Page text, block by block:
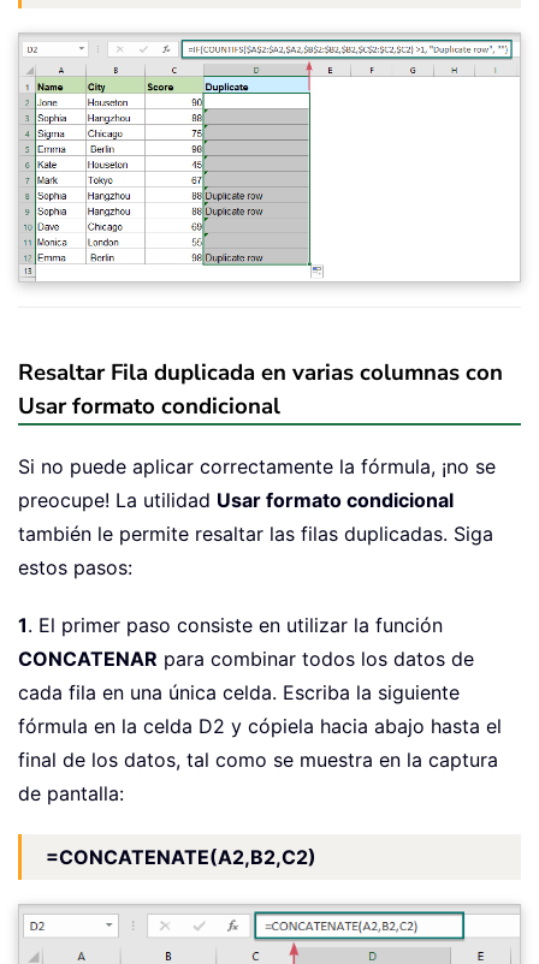
Resaltar Fila duplicada en varias columnas con
Usar formato condicional
Si no puede aplicar correctamente la fórmula, ¡no se
preocupe! La utilidad Usar formato condicional
también le permite resaltar las filas duplicadas. Siga
estos pasos:
1. El primer paso consiste en utilizar la función
CONCATENAR para combinar todos los datos de
cada fila en una única celda. Escriba la siguiente
fórmula en la celda D2 y cópiela hacia abajo hasta el
final de los datos, tal como se muestra en la captura
de pantalla:
=CONCATENATE(A2,B2,C2)